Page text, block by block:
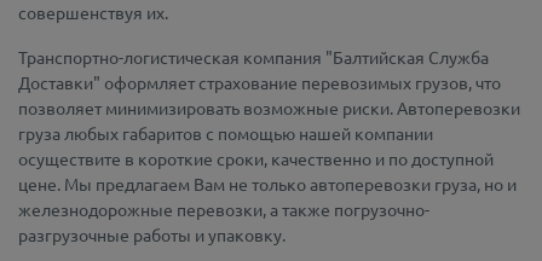
совершенствуя их.
Транспортно-логистическая компания "Балтийская Служба
Доставки" оформляет страхование перевозимых грузов, что
позволяет минимизировать возможные риски. Автоперевозки
груза любых габаритов с помощью нашей компании
осуществите в короткие сроки, качественно и по доступной
цене. Мы предлагаем Вам не только автоперевозки груза, но и
железнодорожные перевозки, а также погрузочно-
разгрузочные работы и упаковку.